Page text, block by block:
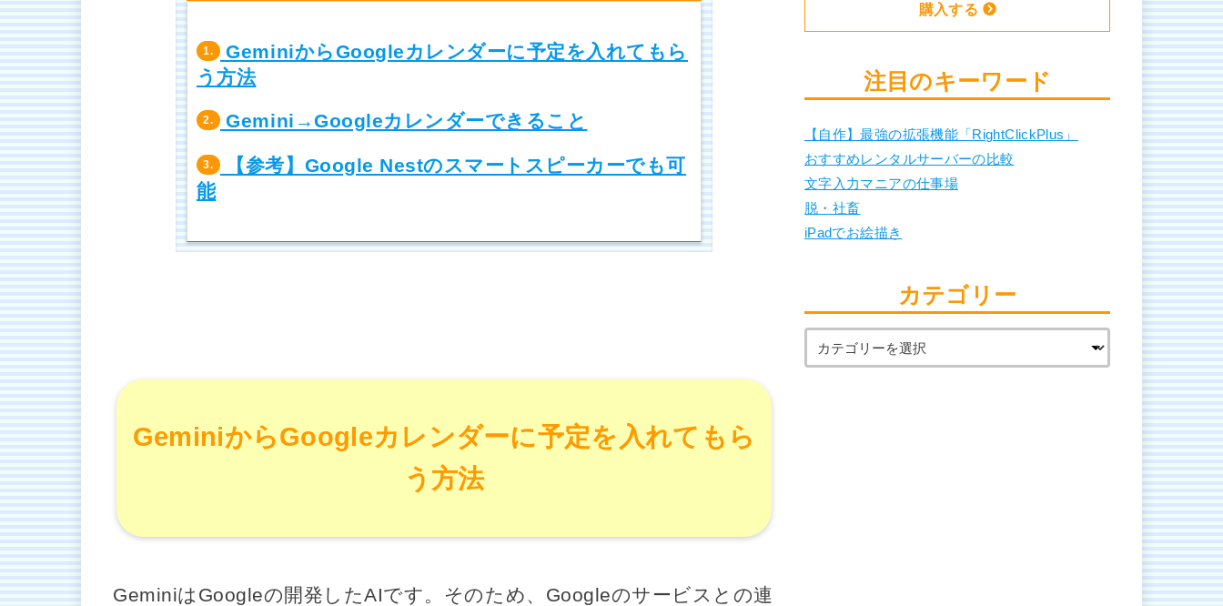
1. GeminiからGoogleカレンダーに予定を入れてもら
う方法
2. Gemini→Googleカレンダーできること
3. 【参考】Google Nestのスマートスピーカーでも可
能
GeminiからGoogleカレンダーに予定を入れてもら
う方法
GeminiはGoogleの開発したAIです。そのため、Googleのサービスとの連
購入する
注目のキーワード
【自作】最強の拡張機能「RightClickPlus」
おすすめレンタルサーバーの比較
文字入力マニアの仕事場
脱・社畜
iPadでお絵描き
カテゴリー